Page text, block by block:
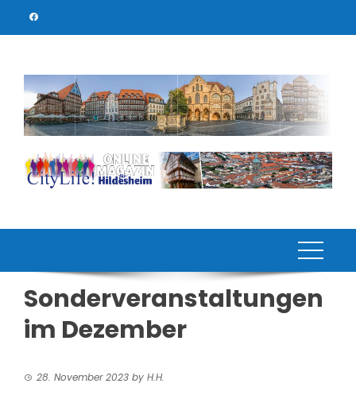
Sonderveranstaltungen
im Dezember
28. November 2023 by H.H.